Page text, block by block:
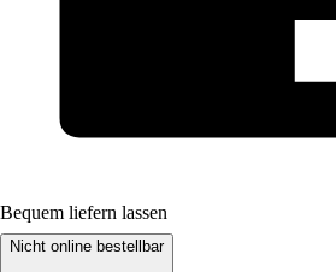
Bequem liefern lassen
Nicht online bestellbar